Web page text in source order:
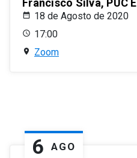
Francisco Silva, PUC
18 de Agosto de 2020
17:00
Zoom
6 AGO